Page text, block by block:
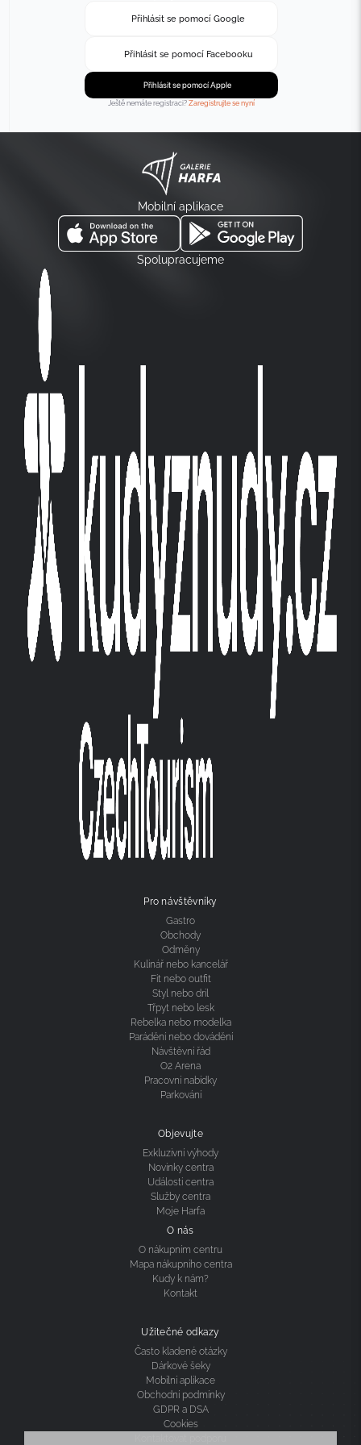
Přihlásit se pomocí Google
Přihlásit se pomocí Facebooku
Přihlásit se pomocí Apple
Ještě nemáte registraci? Zaregistrujte se nyní
Mobilní aplikace
Spolupracujeme
Pro návštěvníky
Gastro
Obchody
Odměny
Kulinář nebo kancelář
Fit nebo outfit
Styl nebo dril
Třpyt nebo lesk
Rebelka nebo modelka
Parádění nebo dovádění
Návštěvní řád
O2 Arena
Pracovní nabídky
Parkování
Objevujte
Exkluzivní výhody
Novinky centra
Události centra
Služby centra
Moje Harfa
O nás
O nákupním centru
Mapa nákupního centra
Kudy k nám?
Kontakt
Užitečné odkazy
Často kladené otázky
Dárkové šeky
Mobilní aplikace
Obchodní podmínky
GDPR a DSA
Cookies